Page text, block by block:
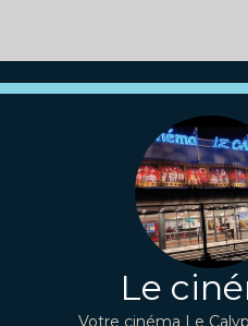
Le
Votre cinéma Le